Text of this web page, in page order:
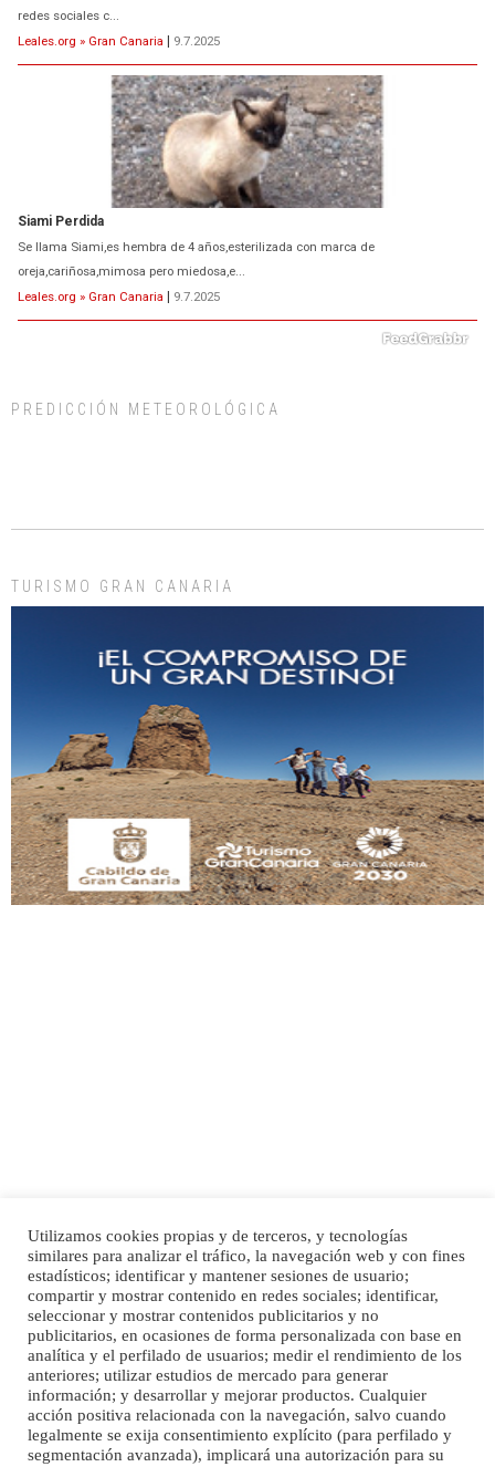
oreja,cariñosa,mimosa pero miedosa,e...
Leales.org » Gran Canaria
9.7.2025
ADOPCIÓN URGENTE GATA TEROR GRAN CANARIA
El ayuntamiento se va a llevar a Los Gatos callejeros de la zona los próximos
días, ella incluida...
Leales.org » Gran Canaria
9.7.2025
manso y extremadamente cari...
Adopción urgente
Busco adopción responsable para mi perra. Pastor alemán, hembra, 4 años. Por
motivos personales ...
Leales.org » Gran Canaria | 6.7.2025
Ninfa perdida
El día 5 se los perdió una ninfa papillera, asustada tiene miedo a la calle, se
perdió por la zon...
Leales.org » Gran Canaria | 6.7.2025
PREDICCIÓN METEOROLÓGICA
TURISMO GRAN CANARIA
Inicio Publicidad
Política de privacidad
Aviso Legal
Cláusula de Cookies
Enlaces de interés
Utilizamos cookies propias y de terceros, y tecnologías
similares para analizar el tráfico, la navegación web y con fines
estadísticos; identificar y mantener sesiones de usuario;
compartir y mostrar contenido en redes sociales; identificar,
seleccionar y mostrar contenidos publicitarios y no
publicitarios, en ocasiones de forma personalizada con base en
analítica y el perfilado de usuarios; medir el rendimiento de los
anteriores; utilizar estudios de mercado para generar
información; y desarrollar y mejorar productos. Cualquier
acción positiva relacionada con la navegación, salvo cuando
legalmente se exija consentimiento explícito (para perfilado y
segmentación avanzada), implicará una autorización para su